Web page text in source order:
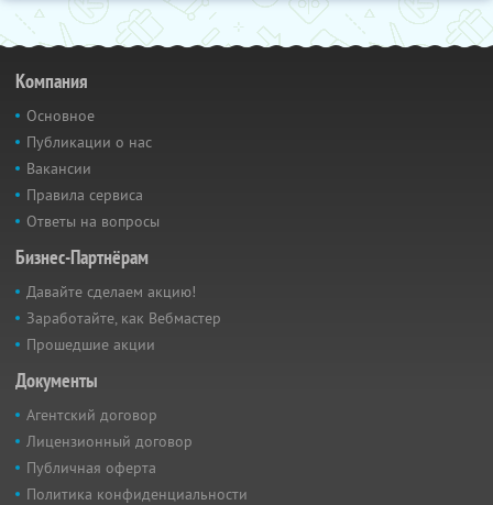
Компания
Основное
Публикации о нас
Вакансии
Правила сервиса
Ответы на вопросы
Бизнес-Партнёрам
Давайте сделаем акцию!
Заработайте, как Вебмастер
Прошедшие акции
Документы
Агентский договор
Лицензионный договор
Публичная оферта
Политика конфиденциальности